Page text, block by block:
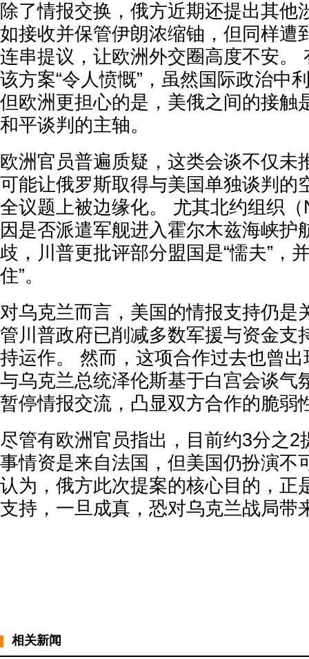
除了情报交换，俄方近期还提出其他
如接收并保管伊朗浓缩铀，但同样遭
连串提议，让欧洲外交圈高度不安。
该方案“令人愤慨”，虽然国际政治中
但欧洲更担心的是，美俄之间的接触
和平谈判的主轴。
欧洲官员普遍质疑，这类会谈不仅未
可能让俄罗斯取得与美国单独谈判的
全议题上被边缘化。 尤其北约组织
因是否派遣军舰进入霍尔木兹海峡护
歧，川普更批评部分盟国是“懦夫”，
住”。
对乌克兰而言，美国的情报支持仍是
管川普政府已削减多数军援与资金支
持运作。 然而，这项合作过去也曾
与乌克兰总统泽伦斯基于白宫会谈气
暂停情报交流，凸显双方合作的脆弱
尽管有欧洲官员指出，目前约3分之2
事情资是来自法国，但美国仍扮演不
认为，俄方此次提案的核心目的，正
支持，一旦成真，恐对乌克兰战局带
相关新闻